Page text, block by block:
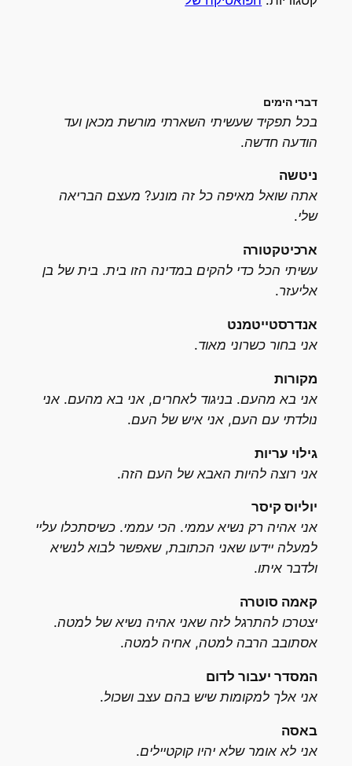
דברי הימים
בכל תפקיד שעשיתי השארתי מורשת מכאן ועד
הודעה חדשה.
ניטשה
אתה שואל מאיפה כל זה מונע? מעצם הבריאה
שלי.
ארכיטקטורה
עשיתי הכל כדי להקים במדינה הזו בית. בית של בן
אליעזר.
אנדרסטייטמנט
אני בחור כשרוני מאוד.
מקורות
אני בא מהעם. בניגוד לאחרים, אני בא מהעם. אני
נולדתי עם העם, אני איש של העם.
גילוי עריות
אני רוצה להיות האבא של העם הזה.
יוליוס קיסר
אני אהיה רק נשיא עממי. הכי עממי. כשיסתכלו עליי
למעלה יידעו שאני הכתובת, שאפשר לבוא לנשיא
ולדבר איתו.
קאמה סוטרה
יצטרכו להתרגל לזה שאני אהיה נשיא של למטה.
אסתובב הרבה למטה, אחיה למטה.
המסדר יעבור לדום
אני אלך למקומות שיש בהם עצב ושכול.
באסה
אני לא אומר שלא יהיו קוקטיילים.